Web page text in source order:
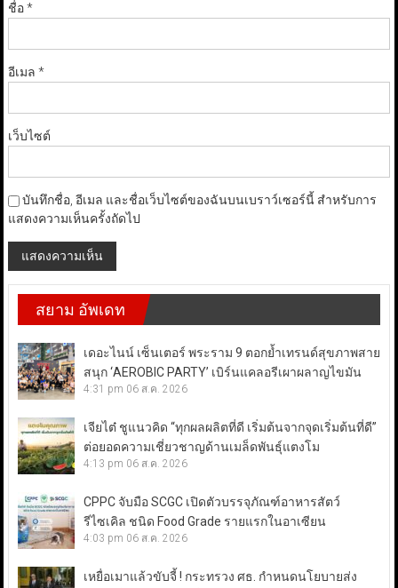
ชื่อ*
อีเมล *
เว็บไซต์
บันทึกชื่อ, อีเมล และชื่อเว็บไซต์ของฉันบนเบราว์เซอร์นี้ สำหรับการ
แสดงความเห็นครั้งถัดไป
สยาม อัพเดท
เดอะไนน์ เซ็นเตอร์ พระราม 9 ตอกย้ำเทรนด์สุขภาพสาย
สนุก ‘AEROBIC PARTY’ เบิร์นแคลอรีเผาผลาญไขมัน
4:31 pm 06 ส.ค. 2026
เจียไต๋ ชูแนวคิด “ทุกผลผลิตที่ดี เริ่มต้นจากจุดเริ่มต้นที่ดี”
ต่อยอดความเชี่ยวชาญด้านเมล็ดพันธุ์แตงโม
4:13 pm 06 ส.ค. 2026
CPPC จับมือ SCGC เปิดตัวบรรจุภัณฑ์อาหารสัตว์
รีไซเคิล ชนิด Food Grade รายแรกในอาเซียน
4:03 pm 06 ส.ค. 2026
เหยื่อเมาแล้วขับจี้ ! กระทรวง ศธ. กำหนดนโยบายส่ง